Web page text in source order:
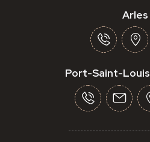
Arles
Port-Saint-